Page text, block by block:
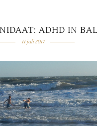
ADHD IN
11 juli 2017